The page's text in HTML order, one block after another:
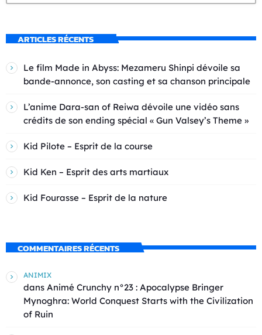
ARTICLES RÉCENTS
Le film Made in Abyss: Mezameru Shinpi dévoile sa
bande-annonce, son casting et sa chanson principale
L’anime Dara-san of Reiwa dévoile une vidéo sans
crédits de son ending spécial « Gun Valsey’s Theme »
Kid Pilote – Esprit de la course
Kid Ken – Esprit des arts martiaux
Kid Fourasse – Esprit de la nature
COMMENTAIRES RÉCENTS
ANIMIX
dans Animé Crunchy n°23 : Apocalypse Bringer
Mynoghra: World Conquest Starts with the Civilization
of Ruin